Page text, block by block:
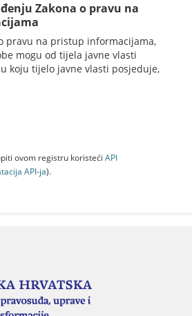
Zakona o pravu na
pravu na pristup informacijama,
mogu od tijela javne vlasti
koju tijelo javne vlasti posjeduje,
ovom registru koristeći API
API-jа).